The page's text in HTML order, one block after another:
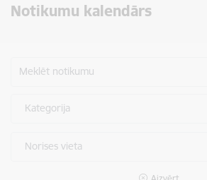
Notikumu kalendārs
Meklēt notikumu
Kategorija
Norises vieta